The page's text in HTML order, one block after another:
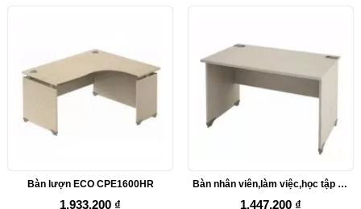
Bàn lượn ECO CPE1600HR
1.933.200 ₫
Bàn nhân viên,làm việc,học tập CFE1607
1.447.200 ₫